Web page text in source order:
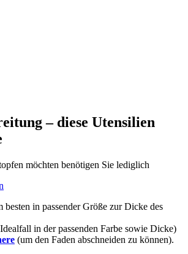
– diese Utensilien
möchten benötigen Sie lediglich
besten in passender Größe zur Dicke des
in der passenden Farbe sowie Dicke)
(um den Faden abschneiden zu können).